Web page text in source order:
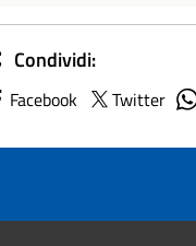
Condividi:
Facebook Twitter